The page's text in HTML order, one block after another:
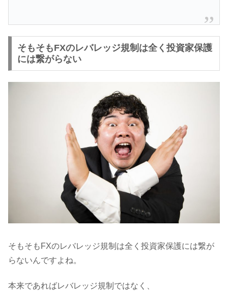
そもそもFXのレバレッジ規制は全く投資家保護
には繋がらない
そもそもFXのレバレッジ規制は全く投資家保護には繋が
らないんですよね。
本来であればレバレッジ規制ではなく、